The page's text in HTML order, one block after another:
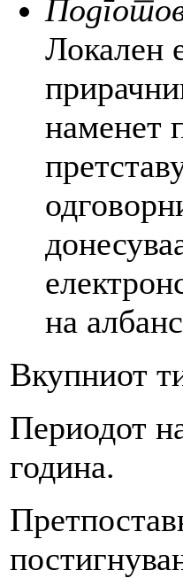
Локален
наменет
на
Вкупниот
Периодот
година.